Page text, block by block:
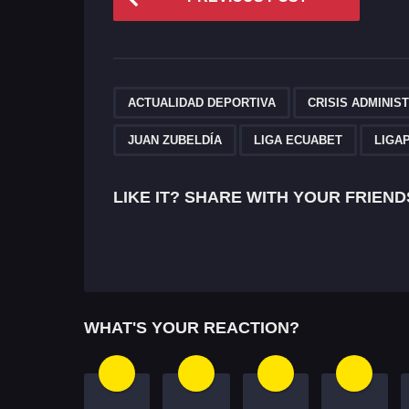
o
P
i
o
n
ACTUALIDAD DEPORTIVA CRISIS
JUAN ZUBELDÍA LIGA ECUABET
LIKE IT? SHARE WITH YOUR
WHAT'S YOUR REACTION?